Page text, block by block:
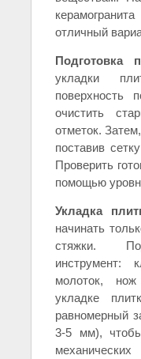
отличный
Подготовка
укладки
поверхность
очистить
отметок.
поставив
Проверить
помощью
Укладка
начинать
стяжки.
инструмент:
молоток,
укладке
равномерный
3-5 мм),